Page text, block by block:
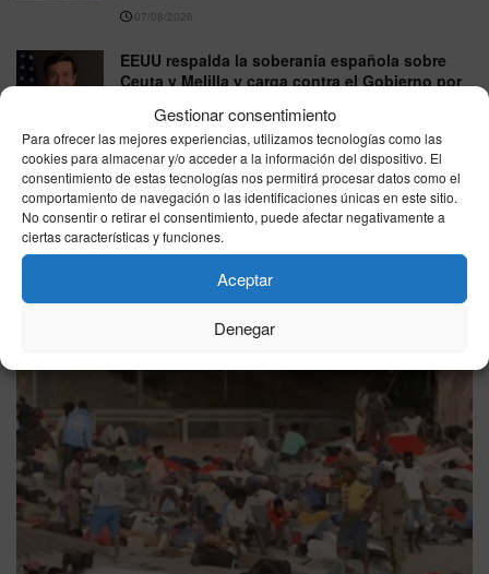
Gestionar consentimiento
Para ofrecer las mejores experiencias, utilizamos tecnologías como las
cookies para almacenar y/o acceder a la información del dispositivo. El
consentimiento de estas tecnologías nos permitirá procesar datos como el
comportamiento de navegación o las identificaciones únicas en este sitio.
No consentir o retirar el consentimiento, puede afectar negativamente a
ciertas características y funciones.
Aceptar
Denegar
07/08/2026
EEUU respalda la soberanía española sobre
Ceuta y Melilla y carga contra el Gobierno por
VER MÁS